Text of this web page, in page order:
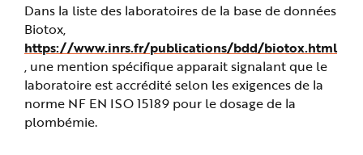
Dans la liste des laboratoires de la base de données
Biotox,
https://www.inrs.fr/publications/bdd/biotox.html
, une mention spécifique apparait signalant que le
laboratoire est accrédité selon les exigences de la
norme NF EN ISO 15189 pour le dosage de la
plombémie.